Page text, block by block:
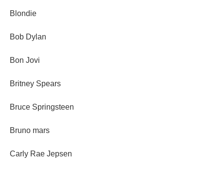
Blondie
Bob Dylan
Bon Jovi
Britney Spears
Bruce Springsteen
Bruno mars
Carly Rae Jepsen